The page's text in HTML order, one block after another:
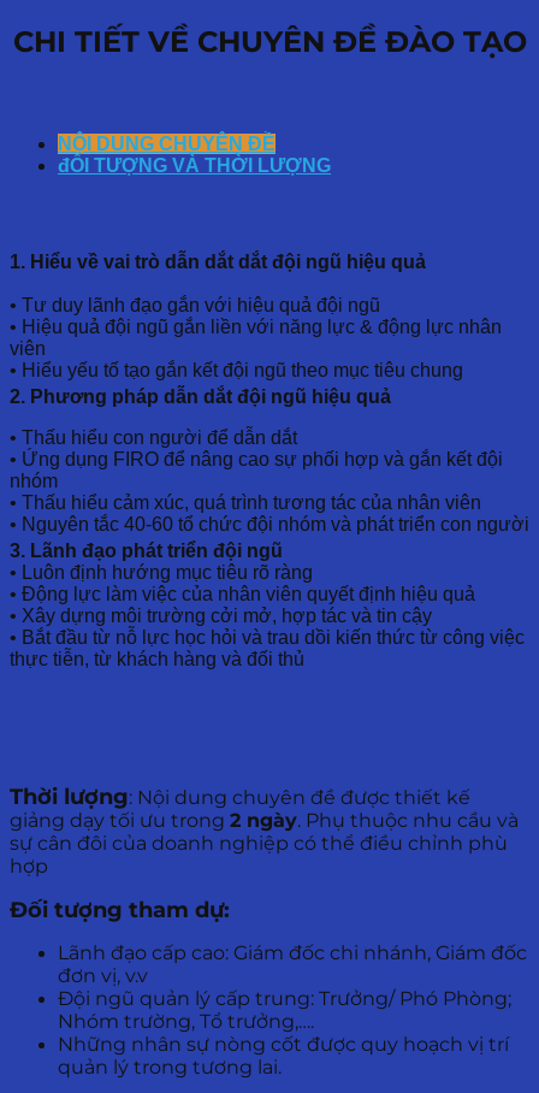
CHI TIẾT VỀ CHUYÊN ĐỀ ĐÀO TẠO
NỘI DUNG CHUYÊN ĐỀ
đỐI TƯỢNG VÀ THỜI LƯỢNG
1. Hiểu về vai trò dẫn dắt dắt đội ngũ hiệu quả
• Tư duy lãnh đạo gắn với hiệu quả đội ngũ
• Hiệu quả đội ngũ gắn liền với năng lực & động lực nhân
viên
• Hiểu yếu tố tạo gắn kết đội ngũ theo mục tiêu chung
2. Phương pháp dẫn dắt đội ngũ hiệu quả
• Thấu hiểu con người để dẫn dắt
• Ứng dụng FIRO để nâng cao sự phối hợp và gắn kết đội
nhóm
• Thấu hiểu cảm xúc, quá trình tương tác của nhân viên
• Nguyên tắc 40-60 tổ chức đội nhóm và phát triển con người
3. Lãnh đạo phát triển đội ngũ
• Luôn định hướng mục tiêu rõ ràng
• Động lực làm việc của nhân viên quyết định hiệu quả
• Xây dựng môi trường cởi mở, hợp tác và tin cậy
• Bắt đầu từ nỗ lực học hỏi và trau dồi kiến thức từ công việc
thực tiễn, từ khách hàng và đối thủ
Thời lượng: Nội dung chuyên đề được thiết kế
giảng dạy tối ưu trong 2 ngày. Phụ thuộc nhu cầu và
sự cân đôi của doanh nghiệp có thể điều chỉnh phù
hợp
Đối tượng tham dự:
Lãnh đạo cấp cao: Giám đốc chi nhánh, Giám đốc
đơn vị, v.v
Đội ngũ quản lý cấp trung: Trưởng/ Phó Phòng;
Nhóm trường, Tổ trưởng,….
Những nhân sự nòng cốt được quy hoạch vị trí
quản lý trong tương lai.